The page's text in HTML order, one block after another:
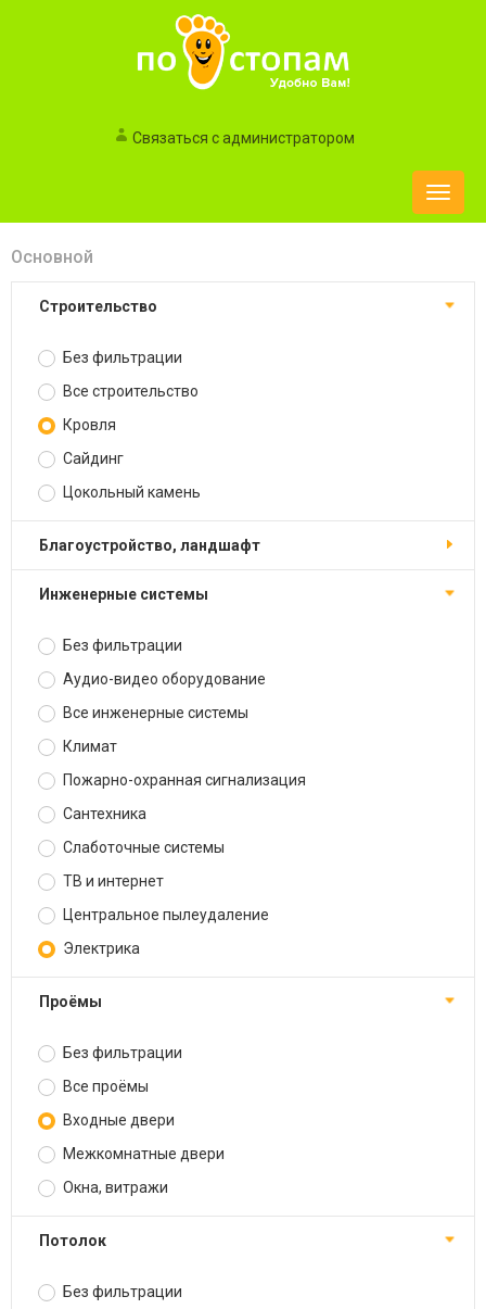
Связаться с администратором
Toggle
Основной
Строительство
Без фильтрации
Все строительство
Кровля
Сайдинг
Цокольный камень
Благоустройство, ландшафт
Инженерные системы
Без фильтрации
Аудио-видео оборудование
Все инженерные системы
Климат
Пожарно-охранная сигнализация
Сантехника
Слаботочные системы
ТВ и интернет
Центральное пылеудаление
Электрика
Проёмы
Без фильтрации
Все проёмы
Входные двери
Межкомнатные двери
Окна, витражи
Потолок
Без фильтрации